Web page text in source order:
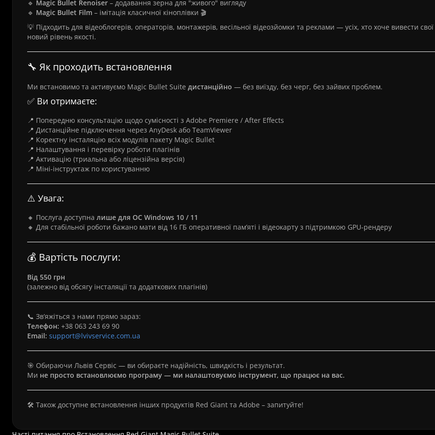
🔹 Magic Bullet Renoiser – додавання зерна для "живого" вигляду
🔹 Magic Bullet Film – імітація класичної кіноплівки 🎬
💡 Підходить для відеоблогерів, операторів, монтажерів, весільної відеозйомки та реклами — усіх, хто хоче вивести свої
новий рівень якості.
🔧 Як проходить встановлення
Ми встановимо та активуємо Magic Bullet Suite дистанційно — без виїзду, без черг, без зайвих проблем.
✅ Ви отримаєте:
📍 Попередню консультацію щодо сумісності з Adobe Premiere / After Effects
📍 Дистанційне підключення через AnyDesk або TeamViewer
📍 Коректну інсталяцію всіх модулів пакету Magic Bullet
📍 Налаштування і перевірку роботи плагінів
📍 Активацію (триальна або ліцензійна версія)
📍 Міні-інструктаж по користуванню
⚠️ Увага:
🔸 Послуга доступна лише для ОС Windows 10 / 11
🔸 Для стабільної роботи бажано мати від 16 ГБ оперативної пам’яті і відеокарту з підтримкою GPU-рендеру
💰 Вартість послуги:
Від 550 грн
(залежно від обсягу інсталяції та додаткових плагінів)
📞 Зв’яжіться з нами прямо зараз:
Телефон: +38 063 243 69 90
Email: support@lvivservice.com.ua
🎯 Обираючи Львів Сервіс — ви обираєте надійність, швидкість і результат.
Ми не просто встановлюємо програму — ми налаштовуємо інструмент, що працює на вас.
🛠 Також доступне встановлення інших продуктів Red Giant та Adobe – запитуйте!